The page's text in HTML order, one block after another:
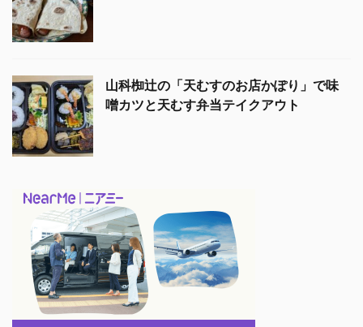
山科椥辻の「天むすのお店かぽり」で味
噌カツと天むす弁当テイクアウト